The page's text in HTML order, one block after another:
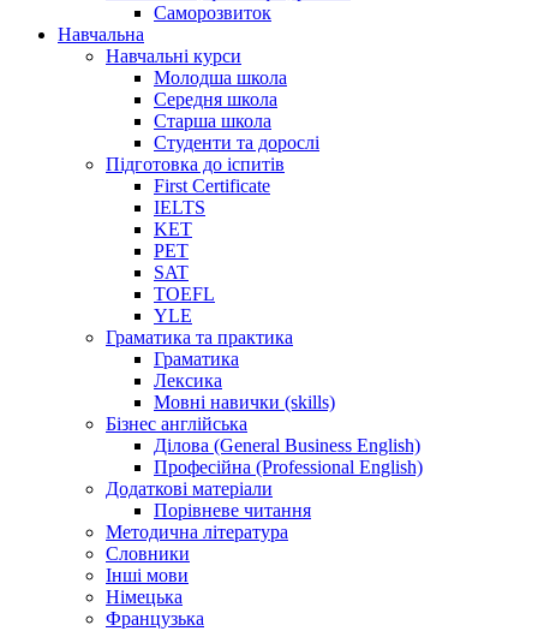
Саморозвиток
Навчальна
Навчальні курси
Молодша школа
Середня школа
Старша школа
Студенти та дорослі
Підготовка до іспитів
First Certificate
IELTS
KET
PET
SAT
TOEFL
YLE
Граматика та практика
Граматика
Лексика
Мовні навички (skills)
Бізнес англійська
Ділова (General Business English)
Професійна (Professional English)
Додаткові матеріали
Порівневе читання
Методична література
Словники
Інші мови
Німецька
Французька